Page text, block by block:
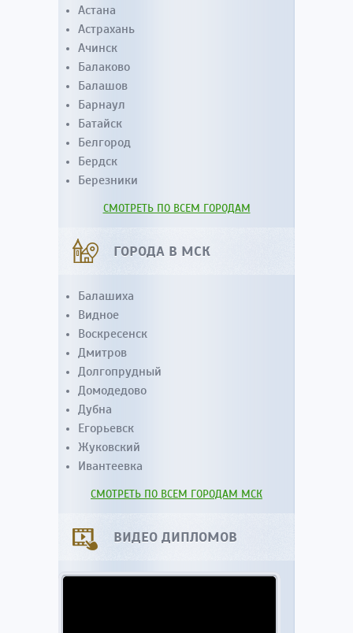
Астана
Астрахань
Ачинск
Балаково
Балашов
Барнаул
Батайск
Белгород
Бердск
Березники
СМОТРЕТЬ ПО ВСЕМ ГОРОДАМ
ГОРОДА В МСК
Балашиха
Видное
Воскресенск
Дмитров
Долгопрудный
Домодедово
Дубна
Егорьевск
Жуковский
Ивантеевка
СМОТРЕТЬ ПО ВСЕМ ГОРОДАМ МСК
ВИДЕО ДИПЛОМОВ